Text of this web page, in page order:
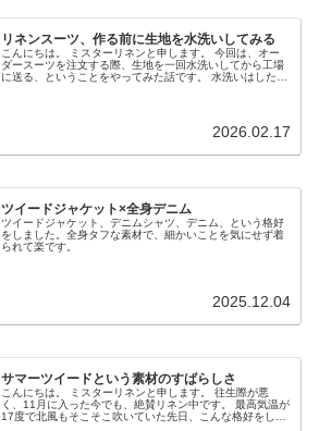
リネンスーツ、作る前に生地を水洗いしてみる
こんにちは。 ミスターリネンと申します。 今回は、オー
ダースーツを注文する際、生地を一回水洗いしてから工場
に送る、ということをやってみた話です。 水洗いはした
2026.02.17
ツイードジャケット×全身デニム
ツイードジャケット、デニムシャツ、デニム、という格好
をしました。全身タフな素材で、細かいことを気にせず着
られて楽です。
2025.12.04
サマーツイードという素材のすばらしさ
こんにちは。 ミスターリネンと申します。 往生際が悪
く、11月に入った今でも、絶賛リネン中です。 最高気温が
17度で北風もそこそこ吹いていた先日、こんな格好をしま